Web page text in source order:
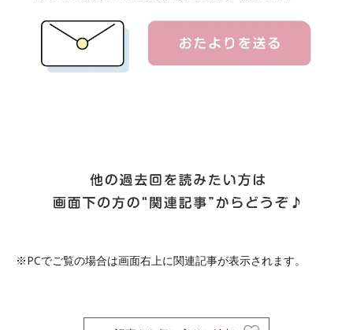
※PCでご覧の場合は画面右上に関連記事が表示されます。